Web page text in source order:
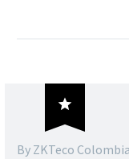

By ZKTeco Colombia